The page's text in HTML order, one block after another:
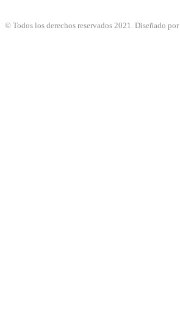
© Todos los derechos reservados 2021. Diseñado por